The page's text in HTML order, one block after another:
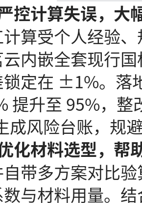
计算失误，大
受个人经验、
内嵌全套现行
定在 ±1%。落
提升至 95%，
成风险台账，规
材料选型，帮
多方案对比验
与材料用量。